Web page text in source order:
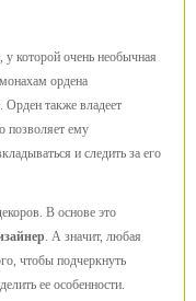
у которой очень необычная
ордена
Орден также владеет
позволяет ему
и следить за его
В основе это
. А значит, любая
чтобы подчеркнуть
ее особенности.